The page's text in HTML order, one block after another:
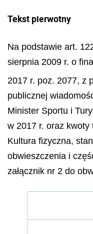
Tekst pierwotny
Na podstawie art.
sierpnia 2009 r. o
2017 r. poz. 2077, z
publicznej
Minister Sportu i
w 2017 r. oraz
Kultura fizyczna,
obwieszczenia i
załącznik nr 2 do